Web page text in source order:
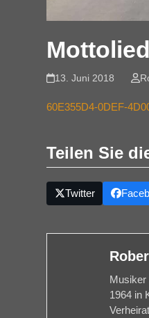
13. Juni 2018
60E355D4-0DEF-
Teilen Sie
Twitter
Musiker
1964 in